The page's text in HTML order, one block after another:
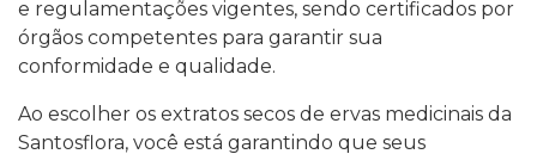
e regulamentações vigentes, sendo certificados por
órgãos competentes para garantir sua
conformidade e qualidade.
Ao escolher os extratos secos de ervas medicinais da
Santosflora, você está garantindo que seus